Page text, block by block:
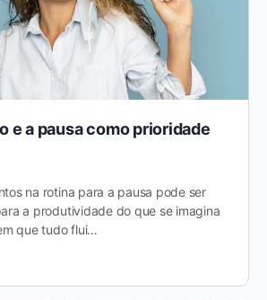
e a pausa como prioridade
na rotina para a pausa pode ser
a produtividade do que se imagina
que tudo flui…